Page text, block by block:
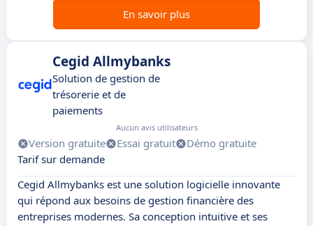
En savoir plus
Cegid Allmybanks
Solution de gestion de
trésorerie et de
paiements
Aucun avis utilisateurs
Version gratuite Essai gratuit
Démo gratuite
Tarif sur demande
Cegid Allmybanks est une solution logicielle innovante
qui répond aux besoins de gestion financière des
entreprises modernes. Sa conception intuitive et ses